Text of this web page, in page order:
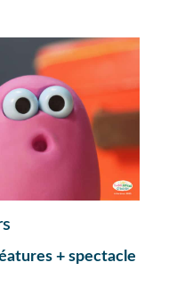
+ spectacle